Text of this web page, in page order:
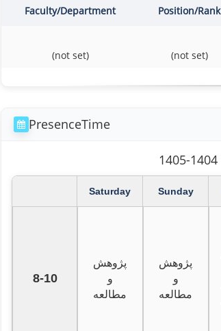
Faculty/Department Position/Rank
(not set) (not set)
PresenceTime
Saturday Sunday
8-10
پژوهش
و
مطالعه
پژوهش
و
مطالعه